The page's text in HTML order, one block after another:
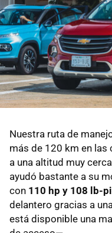
Nuestra ruta de
más de 120 km en las
a una altitud muy
ayudó bastante a su
con 110 hp y 108 lb-
delantero gracias a
está disponible una